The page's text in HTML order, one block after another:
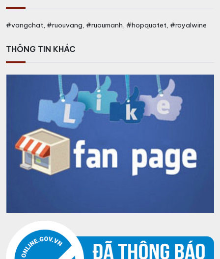
#vangchat, #ruouvang, #ruoumanh, #hopquatet, #royalwine
THÔNG TIN KHÁC